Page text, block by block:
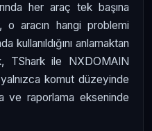
her araç tek başına
aracın hangi problemi
anlamaktan
TShark ile NXDOMAIN
komut düzeyinde
ve raporlama ekseninde